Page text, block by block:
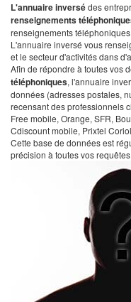
L'annuaire inversédes
renseignements
renseignements
L'annuaire inversé vous
et le secteur d'activités dans
Afin de répondre à toutes vos
téléphoniques, l'annuaire
données (adresses postales,
recensant des professionnels
Free mobile, Orange, SFR,
Cdiscount mobile, Prixtel
Cette base de données est
précision à toutes vos requêtes.